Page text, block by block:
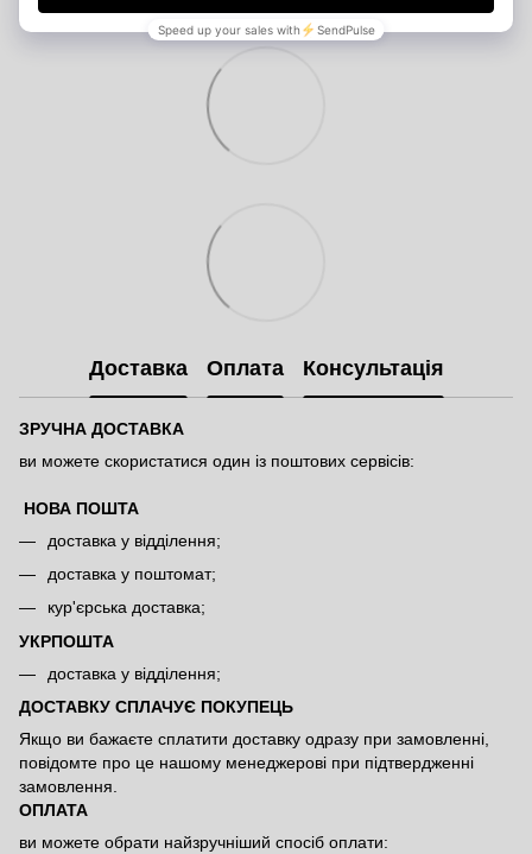
Доставка Оплата Консультація
ЗРУЧНА ДОСТАВКА
ви можете скористатися один із поштових сервісів:
НОВА ПОШТА
доставка у відділення;
доставка у поштомат;
кур'єрська доставка;
УКРПОШТА
доставка у відділення;
ДОСТАВКУ СПЛАЧУЄ ПОКУПЕЦЬ
Якщо ви бажаєте сплатити доставку одразу при замовленні,
повідомте про це нашому менеджерові при підтвердженні
замовлення.
ОПЛАТА
ви можете обрати найзручніший спосіб оплати: